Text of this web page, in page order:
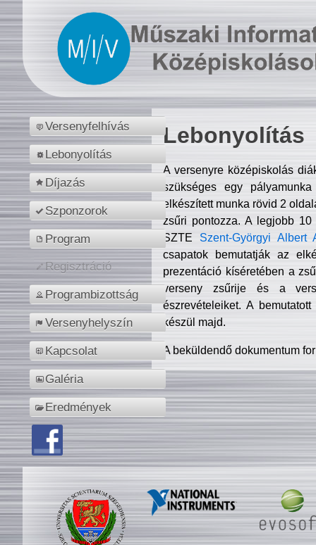
Versenyfelhívás
Lebonyolítás
Díjazás
Szponzorok
Program
Regisztráció
Programbizottság
Versenyhelyszín
Kapcsolat
Galéria
Eredmények
Lebonyolítás
A versenyre középiskolás
szükséges egy
elkészített munka rövid 2
zsűri pontozza. A legjobb
SZTE Szent-Györgyi Albert
csapatok bemutatják az
prezentáció kíséretében a
verseny zsűrije és a
észrevételeiket. A
készül majd.
A beküldendő dokumentum